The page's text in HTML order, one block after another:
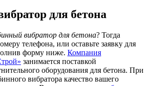
для бетона
вибратор для бетона? Тогда
телефона, или оставьте заявку для
форму ниже. Компания
занимается поставкой
оборудования для бетона. При
вибратора качество вашего